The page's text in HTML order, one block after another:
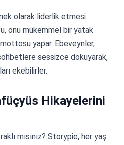
olarak liderlik etmesi
onu mükemmel bir yatak
mottosu yapar. Ebeveynler,
sessizce dokuyarak,
ekebilirler.
Hikayelerini
mısınız? Storypie, her yaş